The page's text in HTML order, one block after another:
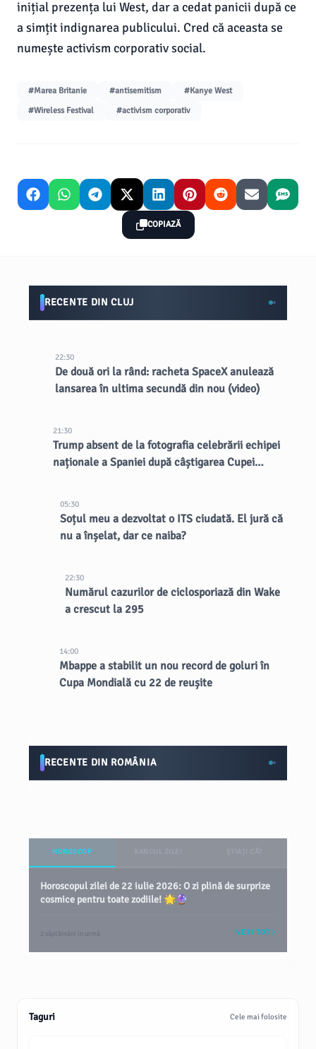
inițial prezența lui West, dar a cedat panicii după ce
a simțit indignarea publicului. Cred că aceasta se
numește activism corporativ social.
#Marea Britanie #antisemitism
#Kanye West
#Wireless Festival
#activism corporativ
COPIAZĂ
RECENTE DIN CLUJ
22:30
De două ori la rând: racheta SpaceX anulează
lansarea în ultima secundă din nou (video)
21:30
Trump absent de la fotografia celebrării echipei
naționale a Spaniei după câștigarea Cupei
05:30
Soțul meu a dezvoltat o ITS ciudată. El jură că
nu a înșelat, dar ce naiba?
22:30
Numărul cazurilor de ciclosporiază din Wake
a crescut la 295
14:00
Mbappe a stabilit un nou record de goluri în
Cupa Mondială cu 22 de reușite
RECENTE DIN ROMÂNIA
HOROSCOP
Horoscopul zilei de 22 iulie 2026: O zi plină de surprize
cosmice pentru toate zodiile! 🌟🔮
2 săptămâni în urmă VEZI TOT
Taguri Cele mai folosite